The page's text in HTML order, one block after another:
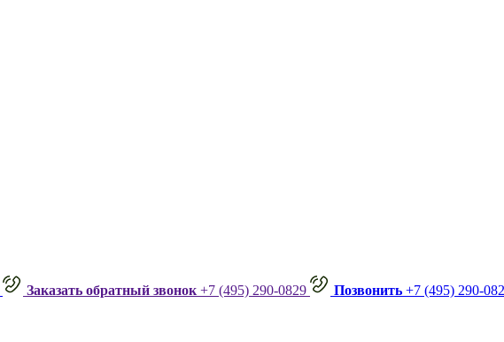
Заказать обратный звонок +7 (495) 290-0829 Позвонить +7 (495) 290-